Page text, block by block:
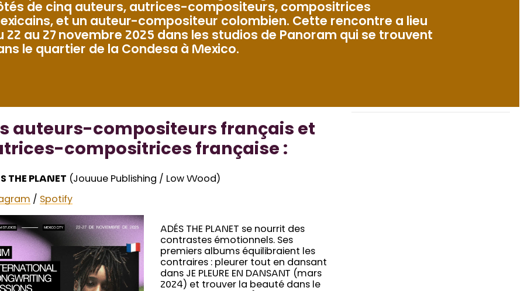
de cinq auteurs, autrices-compositeurs, compositrices
et un auteur-compositeur colombien. Cette rencontre a lieu
22 au 27 novembre 2025 dans les studios de Panoram qui se trouvent
le quartier de la Condesa à Mexico.
auteurs-compositeurs français et
compositrices française :
THE PLANET (Jouuue Publishing / Low Wood)
/ Spotify
ADÉS THE PLANET se nourrit des
contrastes émotionnels. Ses
premiers albums équilibraient les
contraires : pleurer tout en dansant
dans JE PLEURE EN DANSANT (mars
2024) et trouver la beauté dans le